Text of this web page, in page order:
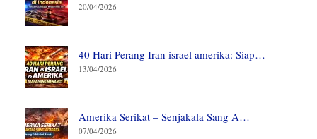
20/04/2026
40 Hari Perang Iran israel amerika: Siap…
13/04/2026
Amerika Serikat – Senjakala Sang A…
07/04/2026